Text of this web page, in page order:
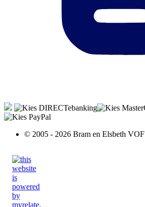
© 2005 - 2026 Bram en Elsbeth VOF